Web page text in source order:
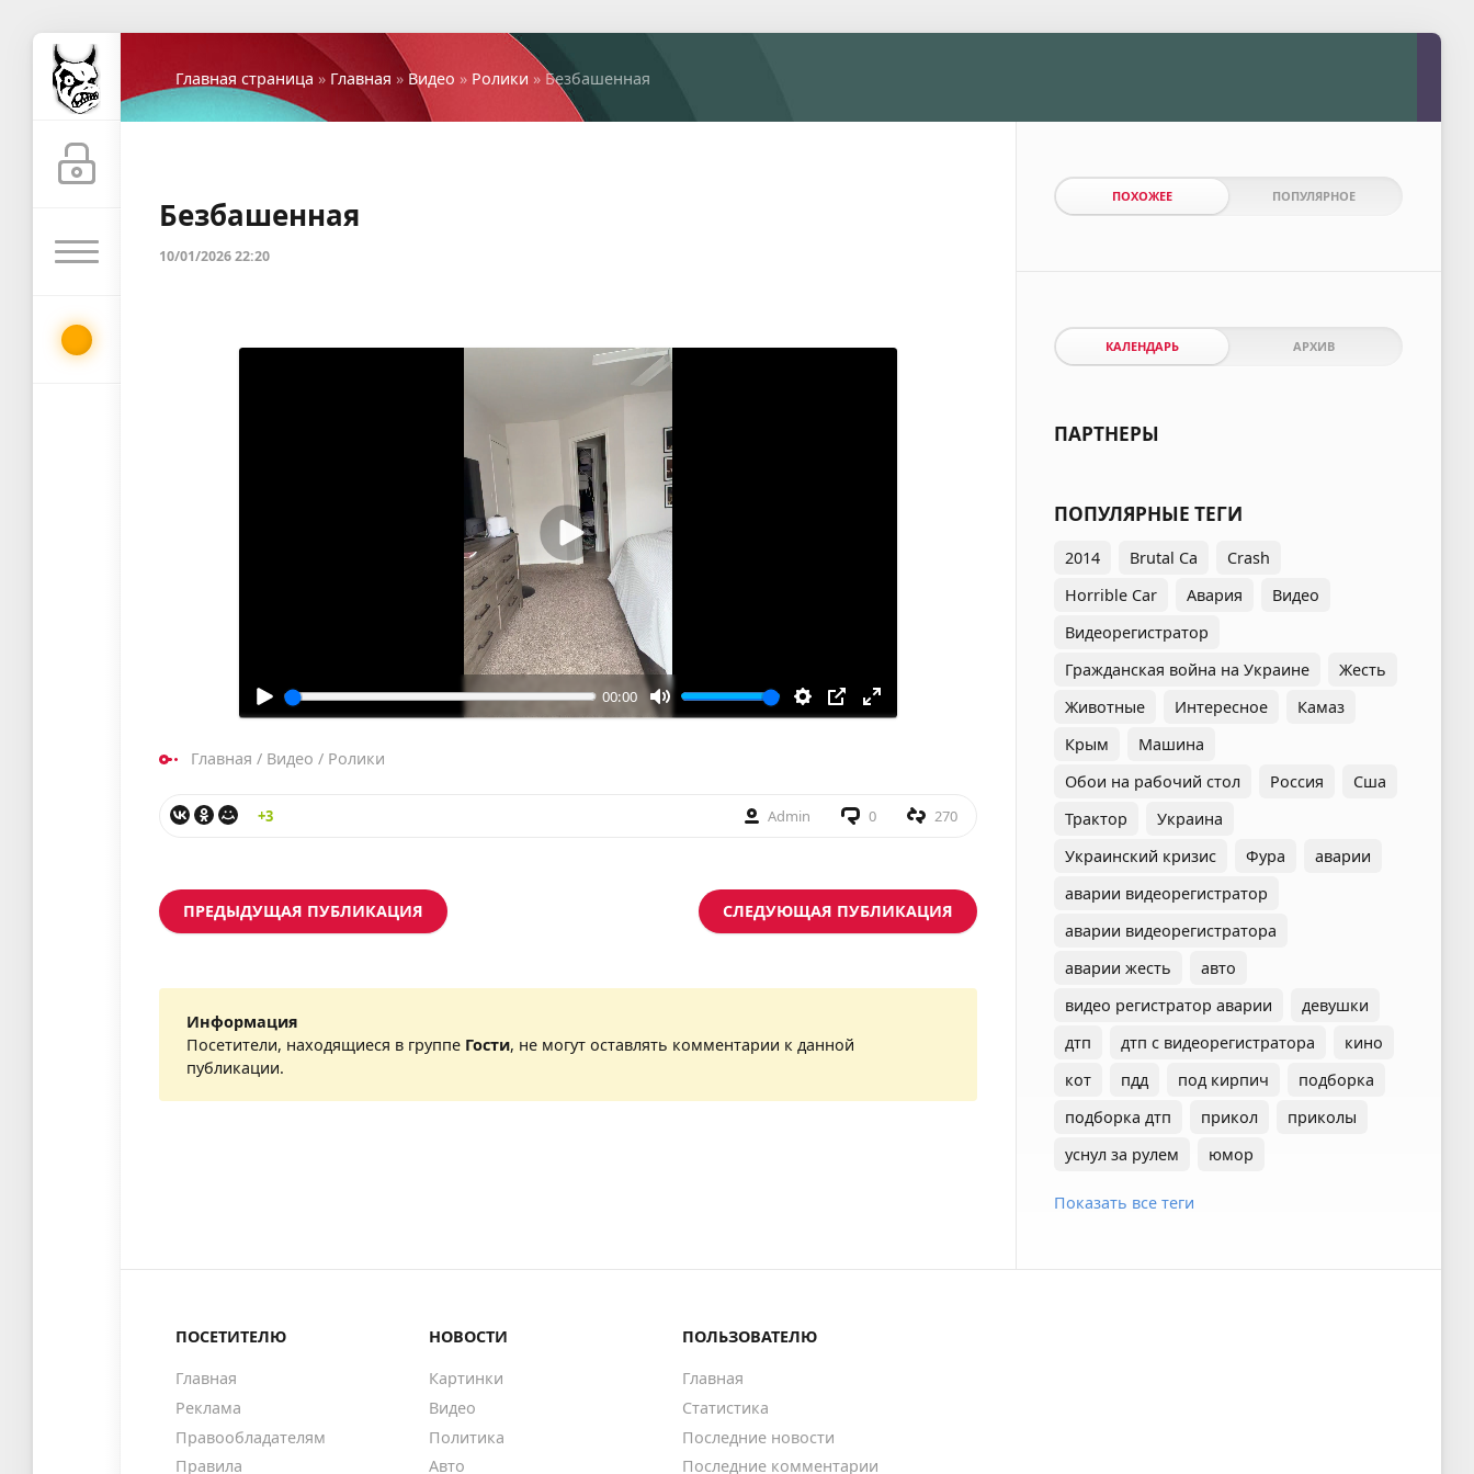
Главная страница » Главная » Видео » Ролики » Безбашенная
Безбашенная
10/01/2026 22:20
00:00
Воспроизвести
Главная / Видео / Ролики
+3 Admin 0 270
ПРЕДЫДУЩАЯ ПУБЛИКАЦИЯ СЛЕДУЮЩАЯ ПУБЛИКАЦИЯ
Информация
Посетители, находящиеся в группе Гости, не могут оставлять комментарии к данной
публикации.
ПОХОЖЕЕ ПОПУЛЯРНОЕ
КАЛЕНДАРЬ АРХИВ
ПАРТНЕРЫ
ПОПУЛЯРНЫЕ ТЕГИ
2014 Brutal Ca
Crash
Horrible Car
Авария
Видео
Видеорегистратор
Гражданская война на Украине
Жесть
Животные
Интересное
Камаз
Крым
Машина
Обои на рабочий стол
Россия
Сша
Трактор
Украина
Украинский кризис
Фура
аварии
аварии видеорегистратор
аварии видеорегистратора
аварии жесть
авто
видео регистратор аварии
девушки
дтп
дтп с видеорегистратора
кино
кот
пдд под кирпич
подборка
подборка дтп
прикол
приколы
уснул за рулем
юмор
Показать все теги
ПОСЕТИТЕЛЮ
Главная
Реклама
Правообладателям
Правила
НОВОСТИ
Картинки
Видео
Политика
Авто
ПОЛЬЗОВАТЕЛЮ
Главная
Статистика
Последние новости
Последние комментарии